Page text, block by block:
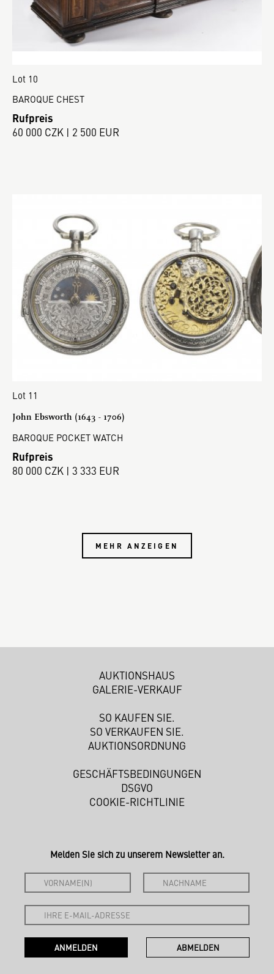
Lot 10
BAROQUE CHEST
Rufpreis
60 000 CZK | 2 500 EUR
Lot 11
John Ebsworth (1643 - 1706)
BAROQUE POCKET WATCH
Rufpreis
80 000 CZK | 3 333 EUR
MEHR ANZEIGEN
AUKTIONSHAUS
GALERIE-VERKAUF
SO KAUFEN SIE.
SO VERKAUFEN SIE.
AUKTIONSORDNUNG
GESCHÄFTSBEDINGUNGEN
DSGVO
COOKIE-RICHTLINIE
Melden Sie sich zu unserem Newsletter an.